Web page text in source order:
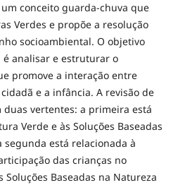
conceito guarda-chuva que
Verdes e propõe a resolução
socioambiental. O objetivo
analisar e estruturar o
promove a interação entre
e a infância. A revisão de
vertentes: a primeira está
Verde e às Soluções Baseadas
está relacionada à
das crianças no
Baseadas na Natureza